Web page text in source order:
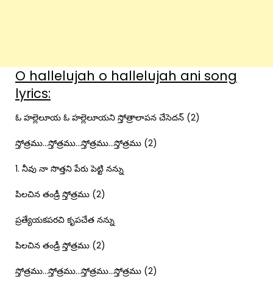
O hallelujah o hallelujah ani song
lyrics:
ఓ హల్లెలూయ ఓ హల్లెలూయని స్తోత్రాలాపన చేసెదన్ (2)
స్తోత్రము…స్తోత్రము…స్తోత్రము…స్తోత్రము (2)
1. నీవు నా సొత్తని పేరు పెట్టి నన్ను
పిలచిన తండ్రీ స్తోత్రము (2)
ప్రత్యేయకపరచి కృపచేత నన్ను
పిలచిన తండ్రీ స్తోత్రము (2)
స్తోత్రము…స్తోత్రము…స్తోత్రము…స్తోత్రము (2)